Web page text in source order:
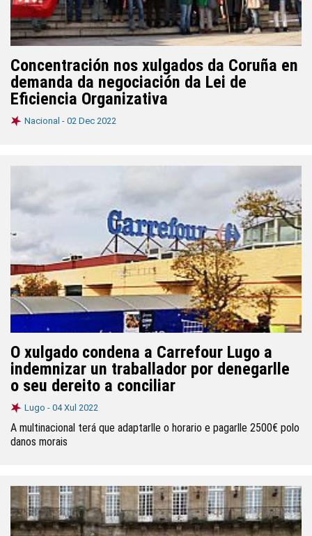
Concentración nos xulgados da Coruña en
demanda da negociación da Lei de
Eficiencia Organizativa
Nacional - 02 Dec 2022
O xulgado condena a Carrefour Lugo a
indemnizar un traballador por denegarlle
o seu dereito a conciliar
Lugo - 04 Xul 2022
A multinacional terá que adaptarlle o horario e pagarlle 2500€ polo
danos morais